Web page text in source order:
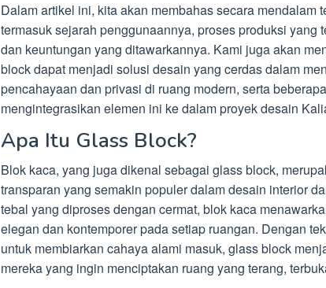
Dalam artikel ini, kita akan membahas secara mendalam
termasuk sejarah penggunaannya, proses produksi yang
dan keuntungan yang ditawarkannya. Kami juga akan
block dapat menjadi solusi desain yang cerdas dalam
pencahayaan dan privasi di ruang modern, serta
mengintegrasikan elemen ini ke dalam proyek desain
Apa Itu Glass Block?
Blok kaca, yang juga dikenal sebagai glass block,
transparan yang semakin populer dalam desain interior
tebal yang diproses dengan cermat, blok kaca
elegan dan kontemporer pada setiap ruangan. Dengan
untuk membiarkan cahaya alami masuk, glass block
mereka yang ingin menciptakan ruang yang terang,